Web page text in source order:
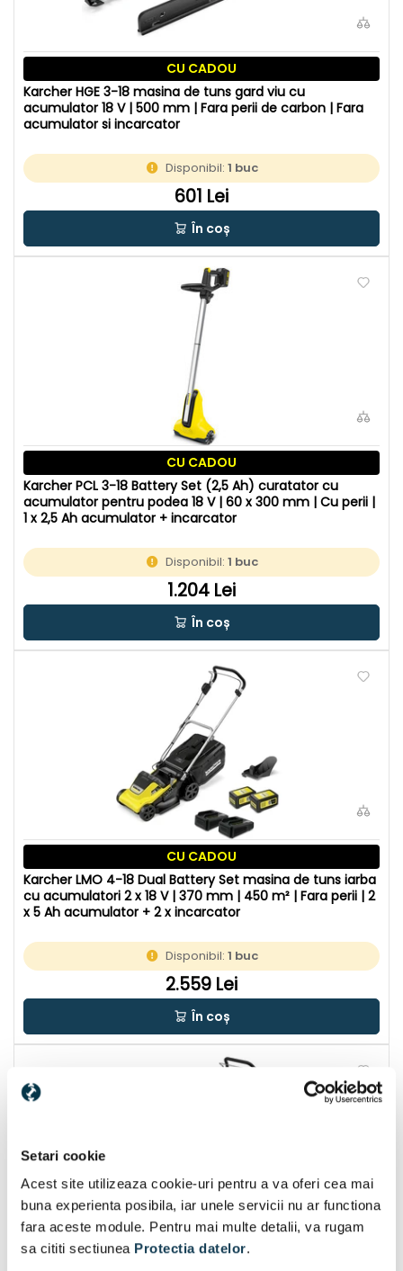
Setari cookie
Acest site utilizeaza cookie-uri pentru a va oferi cea mai
buna experienta posibila, iar unele servicii nu ar functiona
fara aceste module. Pentru mai multe detalii, va rugam
sa cititi sectiunea Protectia datelor.
CU CADOU
Karcher HGE 3-18 masina de tuns gard viu cu
acumulator 18 V | 500 mm | Fara perii de carbon | Fara
acumulator si incarcator
Disponibil:1 buc
601 Lei
În coș
CU CADOU
Karcher PCL 3-18 Battery Set (2,5 Ah) curatator cu
acumulator pentru podea 18 V | 60 x 300 mm | Cu perii |
1 x 2,5 Ah acumulator + incarcator
Disponibil:1 buc
1.204 Lei
În coș
CU CADOU
Karcher LMO 4-18 Dual Battery Set masina de tuns iarba
cu acumulatori 2 x 18 V | 370 mm | 450 m² | Fara perii | 2
x 5 Ah acumulator + 2 x incarcator
Disponibil:1 buc
2.559 Lei
În coș
CU CADOU